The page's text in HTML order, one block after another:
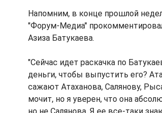
Напомним, в конце прошлой
"Форум-Медиа"
Азиза Батукаева.
"Сейчас идет раскачка по
деньги, чтобы выпустить его?
сажают Атаханова, Салянову,
мочит, но я уверен, что она